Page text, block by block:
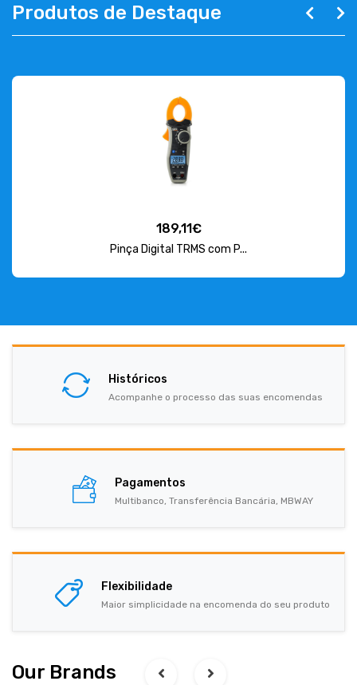
Produtos de Destaque
189,11€
Pinça Digital TRMS com P...
Históricos
Acompanhe o processo das suas encomendas
Pagamentos
Multibanco, Transferência Bancária, MBWAY
Flexibilidade
Maior simplicidade na encomenda do seu produto
Our Brands